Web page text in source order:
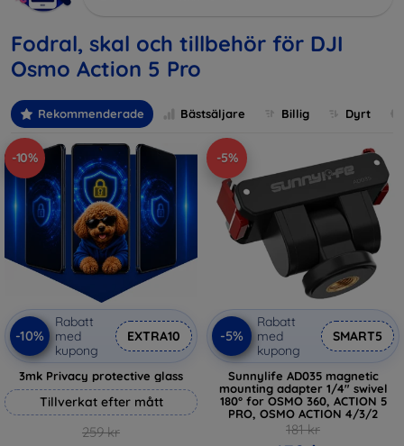
Fodral, skal och tillbehör för DJI
Osmo Action 5 Pro
Rekommenderade Bästsäljare Billig Dyrt
-10%
-10%
Rabatt
med
kupong
EXTRA10
3mk Privacy protective glass
Tillverkat efter mått
259 kr
-5%
-5%
Rabatt
med
kupong
SMART5
Sunnylife AD035 magnetic
mounting adapter 1/4" swivel
180° for OSMO 360, ACTION 5
PRO, OSMO ACTION 4/3/2
181 kr